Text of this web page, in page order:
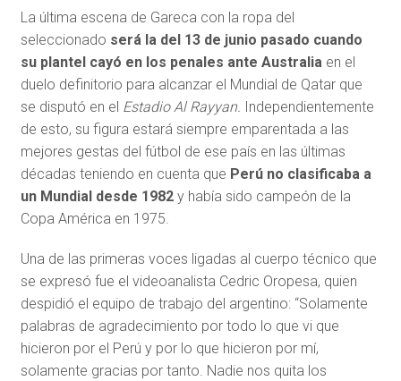
La última escena de Gareca con la ropa del
seleccionado será la del 13 de junio pasado cuando
su plantel cayó en los penales ante Australiaen el
duelo definitorio para alcanzar el Mundial de Qatar que
se disputó en el Estadio Al Rayyan. Independientemente
de esto, su figura estará siempre emparentada a las
mejores gestas del fútbol de ese país en las últimas
décadas teniendo en cuenta que Perú no clasificaba a
un Mundial desde 1982 y había sido campeón de la
Copa América en 1975.
Una de las primeras voces ligadas al cuerpo técnico que
se expresó fue el videoanalista Cedric Oropesa, quien
despidió el equipo de trabajo del argentino: “Solamente
palabras de agradecimiento por todo lo que vi que
hicieron por el Perú y por lo que hicieron por mí,
solamente gracias por tanto. Nadie nos quita los